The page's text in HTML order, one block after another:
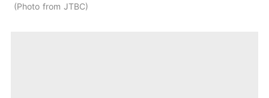
Photo from JTBC